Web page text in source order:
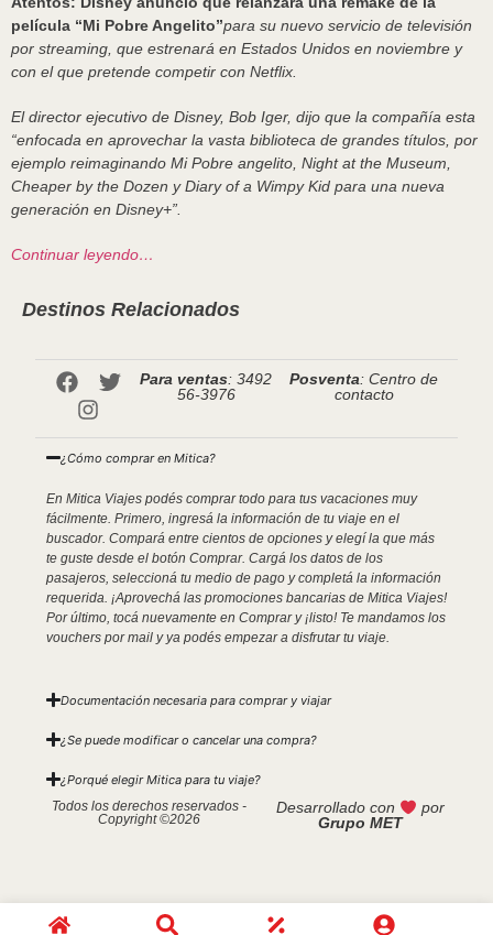
película “Mi Pobre Angelito”para su nuevo servicio de televisión
por streaming, que estrenará en Estados Unidos en noviembre y
con el que pretende competir con Netflix.
El director ejecutivo de Disney, Bob Iger, dijo que la compañía esta
“enfocada en aprovechar la vasta biblioteca de grandes títulos, por
ejemplo reimaginando Mi Pobre angelito, Night at the Museum,
Cheaper by the Dozen yDiary of a Wimpy Kid para una nueva
generación en Disney+”.
Continuar leyendo…
Destinos Relacionados
Para ventas: 3492
56-3976
Posventa: Centro de
contacto
¿Cómo comprar en Mitica?
En Mitica Viajes podés comprar todo para tus vacaciones muy
fácilmente. Primero, ingresá la información de tu viaje en el
buscador. Compará entre cientos de opciones y elegí la que más
te guste desde el botón Comprar. Cargá los datos de los
pasajeros, seleccioná tu medio de pago y completá la información
requerida. ¡Aprovechá las promociones bancarias de Mitica Viajes!
Por último, tocá nuevamente en Comprar y ¡listo! Te mandamos los
vouchers por mail y ya podés empezar a disfrutar tu viaje.
Documentación necesaria para comprar y viajar
¿Se puede modificar o cancelar una compra?
¿Porqué elegir Mitica para tu viaje?
Todos los derechos reservados -
Copyright ©2026
Desarrollado con
por
Grupo MET